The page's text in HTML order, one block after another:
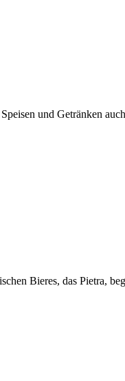
und Getränken
Bieres, das Pietra,